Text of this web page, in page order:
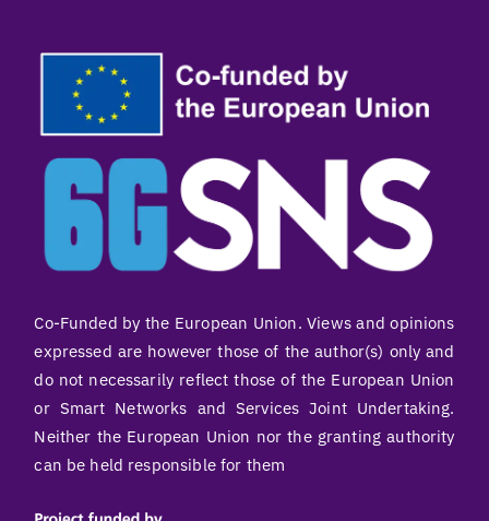
Co-Funded by the European Union. Views and opinions
expressed are however those of the author(s) only and
do not necessarily reflect those of the European Union
or Smart Networks and Services Joint Undertaking.
Neither the European Union nor the granting authority
can be held responsible for them